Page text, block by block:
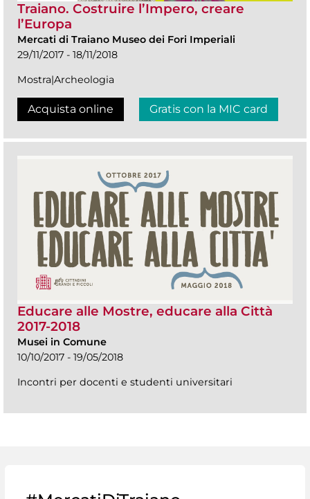
Traiano. Costruire l’Impero, creare
l’Europa
Mercati di Traiano Museo dei Fori Imperiali
29/11/2017 - 18/11/2018
Mostra|Archeologia
Acquista online Gratis con la MIC card
Educare alle Mostre, educare alla Città
2017-2018
Musei in Comune
10/10/2017 - 19/05/2018
Incontri per docenti e studenti universitari